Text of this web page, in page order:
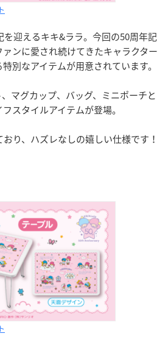
を迎えるキキ&ララ。今回の50周年記
ンに愛され続けてきたキャラクター
別なアイテムが用意されています。
マグカップ、バッグ、ミニポーチと
スタイルアイテムが登場。
り、ハズレなしの嬉しい仕様です！